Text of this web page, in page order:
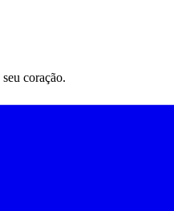
coração.